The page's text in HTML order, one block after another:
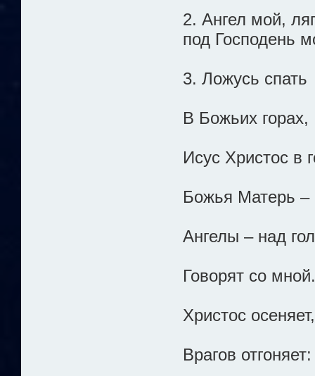
2. Ангел мой,
под Господень
3. Ложусь спать
В Божьих горах,
Исус Христос в
Божья Матерь –
Ангелы – над
Говорят со мной.
Христос осеняет,
Врагов отгоняет: